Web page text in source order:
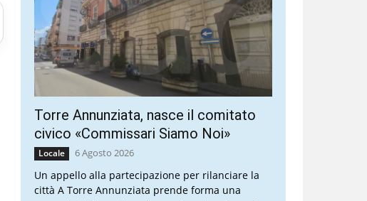
Torre Annunziata, nasce il comitato
civico «Commissari Siamo Noi»
Locale 6 Agosto 2026
Un appello alla partecipazione per rilanciare la
città A Torre Annunziata prende forma una